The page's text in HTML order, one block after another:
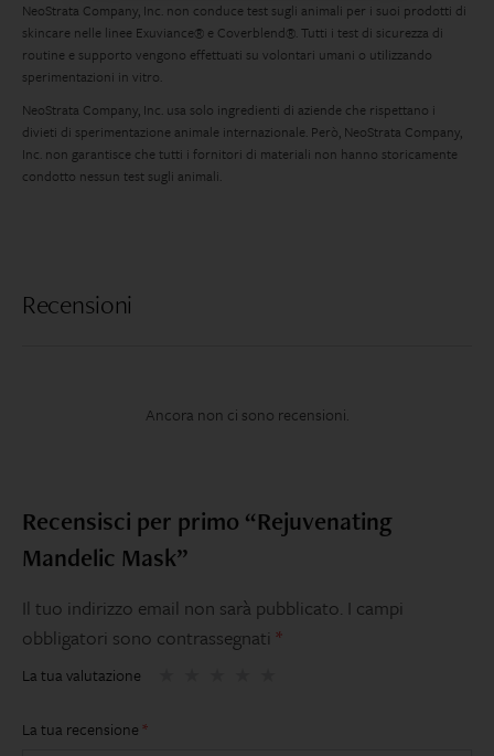
NeoStrata Company, Inc. non conduce test sugli animali per i suoi prodotti di
skincare nelle linee Exuviance® e Coverblend®. Tutti i test di sicurezza di
routine e supporto vengono effettuati su volontari umani o utilizzando
sperimentazioni in vitro.
NeoStrata Company, Inc. usa solo ingredienti di aziende che rispettano i
divieti di sperimentazione animale internazionale. Però, NeoStrata Company,
Inc. non garantisce che tutti i fornitori di materiali non hanno storicamente
condotto nessun test sugli animali.
Recensioni
Ancora non ci sono recensioni.
Recensisci per primo “Rejuvenating
Mandelic Mask”
Il tuo indirizzo email non sarà pubblicato. I campi
obbligatori sono contrassegnati *
La tua valutazione
La tua recensione *